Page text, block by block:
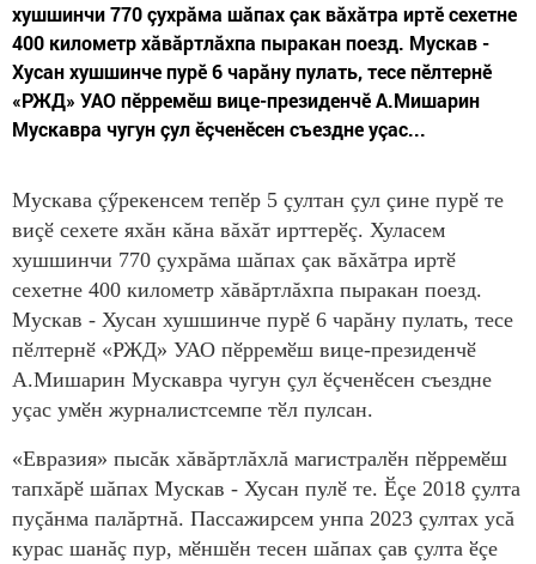
хушшинчи 770 çухрăма шăпах çак вăхăтра иртӗ сехетне
400 километр хăвăртлăхпа пыракан поезд. Мускав -
Хусан хушшинче пурӗ 6 чарăну пулать, тесе пӗлтернӗ
«РЖД» УАО пӗрремӗш вице-президенчӗ А.Мишарин
Мускавра чугун çул ӗçченӗсен съездне уçас...
Мускава çӳрекенсем тепӗр 5 çултан çул çине пурӗ те
виçӗ сехете яхăн кăна вăхăт ирттерӗç. Хуласем
хушшинчи 770 çухрăма шăпах çак вăхăтра иртӗ
сехетне 400 километр хăвăртлăхпа пыракан поезд.
Мускав - Хусан хушшинче пурӗ 6 чарăну пулать, тесе
пӗлтернӗ «РЖД» УАО пӗрремӗш вице-президенчӗ
А.Мишарин Мускавра чугун çул ӗçченӗсен съездне
уçас умӗн журналистсемпе тӗл пулсан.
«Евразия» пысăк хăвăртлăхлă магистралӗн пӗрремӗш
тапхăрӗ шăпах Мускав - Хусан пулӗ те. Ӗçе 2018 çулта
пуçăнма палăртнă. Пассажирсем унпа 2023 çултах усă
курас шанăç пур, мӗншӗн тесен шăпах çав çулта ӗçе